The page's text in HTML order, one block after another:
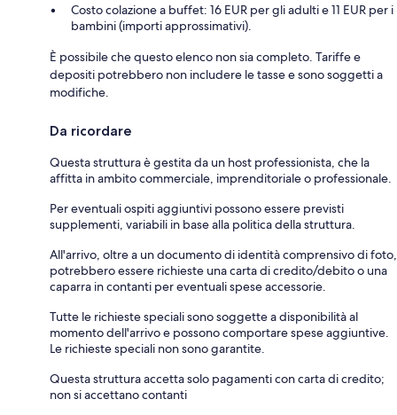
Costo colazione a buffet: 16 EUR per gli adulti e 11 EUR per i
bambini (importi approssimativi).
È possibile che questo elenco non sia completo. Tariffe e
depositi potrebbero non includere le tasse e sono soggetti a
modifiche.
Da ricordare
Questa struttura è gestita da un host professionista, che la
affitta in ambito commerciale, imprenditoriale o professionale.
Per eventuali ospiti aggiuntivi possono essere previsti
supplementi, variabili in base alla politica della struttura.
All'arrivo, oltre a un documento di identità comprensivo di foto,
potrebbero essere richieste una carta di credito/debito o una
caparra in contanti per eventuali spese accessorie.
Tutte le richieste speciali sono soggette a disponibilità al
momento dell'arrivo e possono comportare spese aggiuntive.
Le richieste speciali non sono garantite.
Questa struttura accetta solo pagamenti con carta di credito;
non si accettano contanti